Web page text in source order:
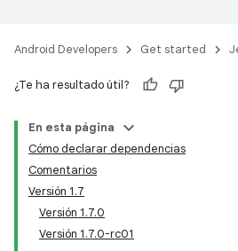
Android Developers Get started
¿Te ha resultado útil?
En esta página
Cómo declarar dependencias
Comentarios
Versión 1.7
Versión 1.7.0
Versión 1.7.0-rc01